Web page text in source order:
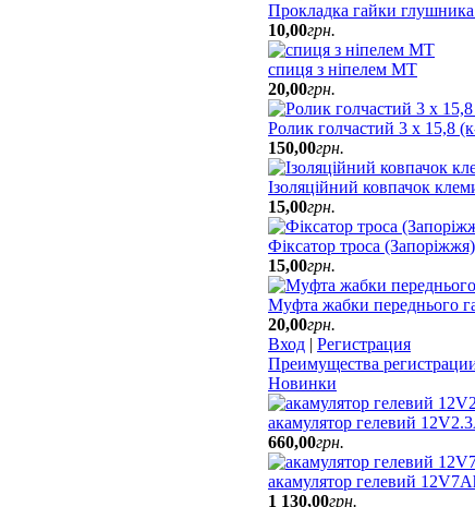
Прокладка гайки
10,00грн.
спиця з ніпелем МТ
20,00грн.
Ролик голчастий 3 х 15,8
150,00грн.
Ізоляційний ковпачок
15,00грн.
Фіксатор троса
15,00грн.
Муфта жабки переднього
20,00грн.
Вход | Регистрация
Преимущества
Новинки
акамулятор гелевий
660,00грн.
акамулятор гелевий
1 130,00грн.